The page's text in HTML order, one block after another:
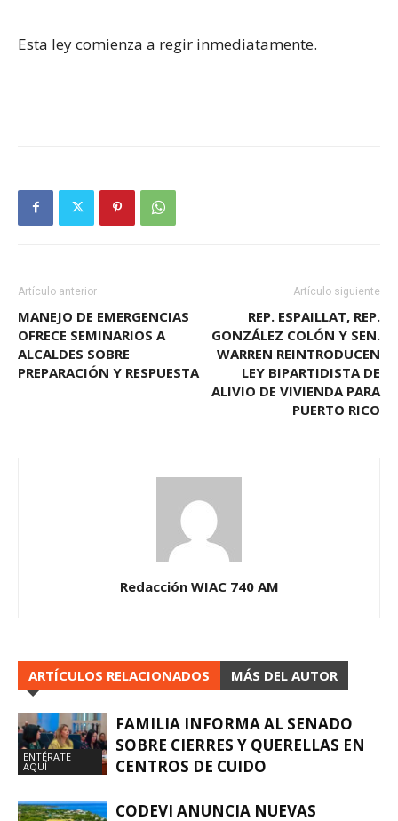
Esta ley comienza a regir inmediatamente.
Artículo anterior
MANEJO DE EMERGENCIAS
OFRECE SEMINARIOS A
ALCALDES SOBRE
PREPARACIÓN Y RESPUESTA
Artículo siguiente
REP. ESPAILLAT, REP.
GONZÁLEZ COLÓN Y SEN.
WARREN REINTRODUCEN
LEY BIPARTIDISTA DE
ALIVIO DE VIVIENDA PARA
PUERTO RICO
Redacción WIAC 740 AM
ARTÍCULOS RELACIONADOS MÁS DEL AUTOR
ENTÉRATE
AQUÍ
FAMILIA INFORMA AL SENADO
SOBRE CIERRES Y QUERELLAS EN
CENTROS DE CUIDO
CODEVI ANUNCIA NUEVAS